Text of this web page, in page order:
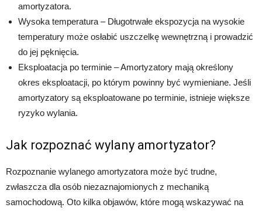
amortyzatora.
Wysoka temperatura – Długotrwałe ekspozycja na wysokie
temperatury może osłabić uszczelkę wewnętrzną i prowadzić
do jej pęknięcia.
Eksploatacja po terminie – Amortyzatory mają określony
okres eksploatacji, po którym powinny być wymieniane. Jeśli
amortyzatory są eksploatowane po terminie, istnieje większe
ryzyko wylania.
Jak rozpoznać wylany amortyzator?
Rozpoznanie wylanego amortyzatora może być trudne,
zwłaszcza dla osób niezaznajomionych z mechaniką
samochodową. Oto kilka objawów, które mogą wskazywać na